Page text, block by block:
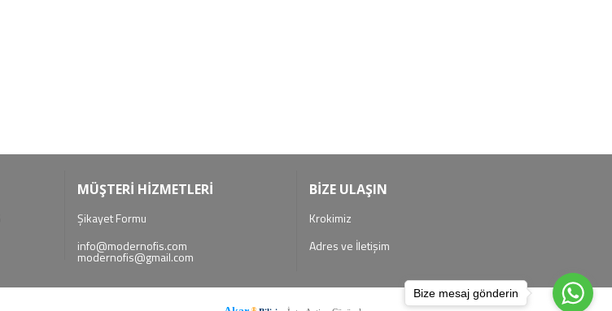
MÜŞTERİ HİZMETLERİ
Şikayet Formu
info@modernofis.com
modernofis@gmail.com
BİZE ULAŞIN
Krokimiz
Adres ve İletişim
Bize mesaj gönderin